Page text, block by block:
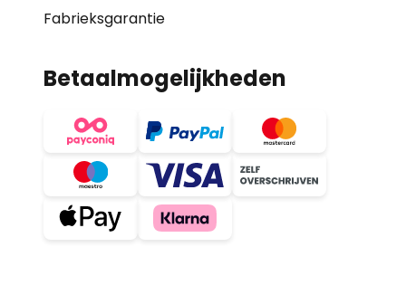
Fabrieksgarantie
Betaalmogelijkheden